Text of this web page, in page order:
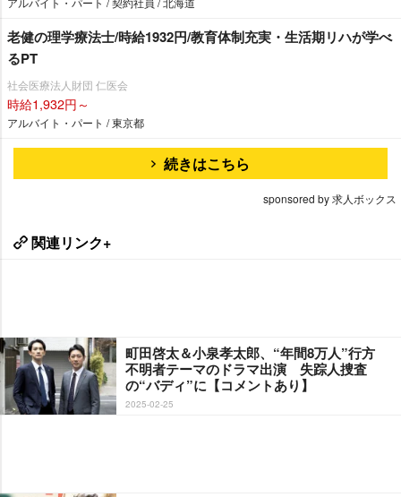
老健の理学療法士/時給1932円/教育体制充実・生活期リハが学べ
るPT
社会医療法人財団 仁医会
時給1,932円～
アルバイト・パート / 東京都
続きはこちら
sponsored by 求人ボックス
関連リンク+
町田啓太＆小泉孝太郎、“年間8万人”行方
不明者テーマのドラマ出演 失踪人捜査
の“バディ”に【コメントあり】
2025-02-25